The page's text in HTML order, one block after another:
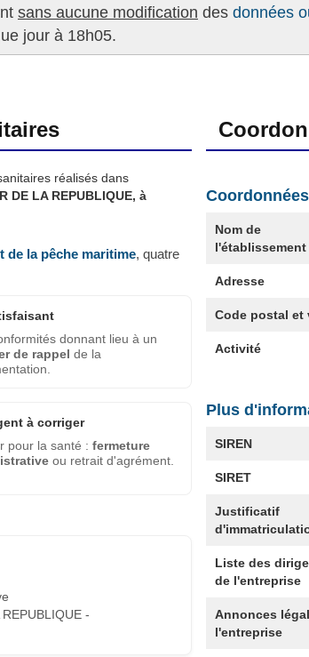
sans aucune modification des données
jour à 18h05.
réalisés dans
DE LA REPUBLIQUE, à
de la pêche maritime, quatre
donnant lieu à un
de rappel de la
à corriger
pour la santé : fermeture
ou retrait d'agrément.
REPUBLIQUE -
Coordonnées
Nom de
l'établissement
Adresse
Code postal et
Activité
Plus
SIREN
SIRET
Justificatif
Liste des
de l'entreprise
Annonces
l'entreprise